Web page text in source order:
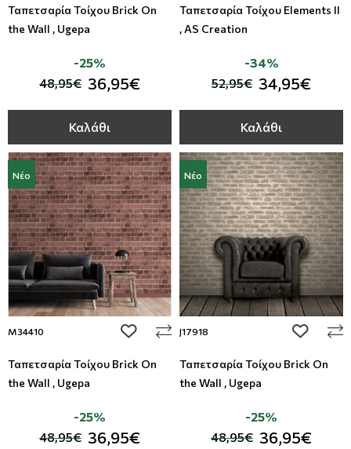
Ταπετσαρία Τοίχου Brick On
the Wall , Ugepa
48,95€ 36,95€
-25%
Καλάθι
Ταπετσαρία Τοίχου Elements II
, AS Creation
52,95€ 34,95€
-34%
Καλάθι
Νέο
M34410 add to wishlist
Ταπετσαρία Τοίχου Brick On
the Wall , Ugepa
48,95€ 36,95€
-25%
Νέο
J17918 add to
Ταπετσαρία Τοίχου Brick On
the Wall , Ugepa
48,95€ 36,95€
-25%